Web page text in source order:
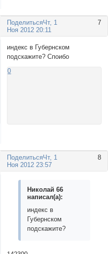
Поделиться 7
Чт, 1
Ноя 2012 20:11
индекс в Губернском
подскажите? Споибо
0
Поделиться 8
Чт, 1
Ноя 2012 23:57
Николай 66
написал(а):
индекс в
Губернском
подскажите?